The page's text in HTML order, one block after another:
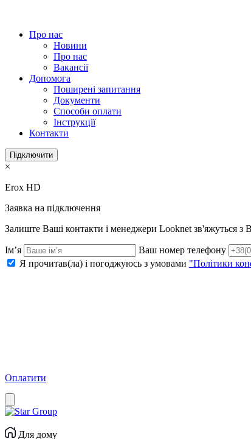
Про нас
Новини
Про нас
Вакансії
Допомога
Поширені запитання
Документи
Способи оплати
Інструкції
Контакти
Підключити
×
Erox HD
Заявка на підключення
Залиште Ваші контакти і менеджери Looknet зв'яжуться
Ім’я Ваш номер телефону
Я прочитав(ла) і погоджуюсь з умовами "Політики
Оплатити
Для дому